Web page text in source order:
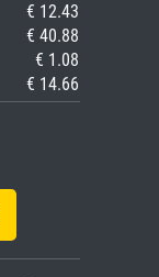
€ 12.43
€ 40.88
€ 1.08
€ 14.66